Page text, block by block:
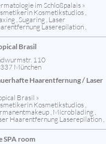
im Schloßpalais »
Kosmetikstudios ,
, Sugaring , Laser
Laserepilation ,
Brasil
110
München
Haarentfernung / Laser
Brasil »
Kosmetikstudios ,
, Microblading ,
Haarentfernung Laserepilation ,
SPA room